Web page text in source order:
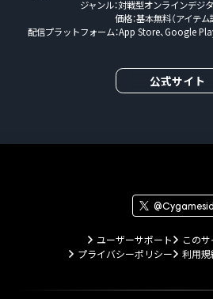
その他後記の【注意事項】に該当ま
には、当選が無効となりますのでご
1. 本キャンペーンにご参加の際は
ご確認ください。
・応募についての詳細および条件
株式会社ギフティの「情報利用につ
だいたものとみなします。
送信時等に発生するインターネッ
は、応募者ご本人様のご負担とな
きましてもお答えできません。
ジャンル：対戦型オンラインデジ
価格：基本無料（アイテム
配信プラットフォーム：App Store、Google
公式サイト
@Cygamesid
ユーザーサポート
この
プライバシーポリシー
利用規